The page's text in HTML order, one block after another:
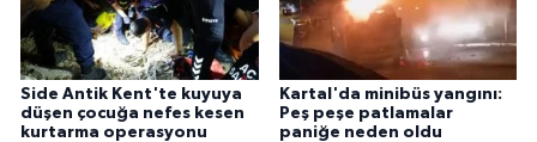
Side Antik Kent'te kuyuya
düşen çocuğa nefes kesen
kurtarma operasyonu
Kartal'da minibüs yangını:
Peş peşe patlamalar
paniğe neden oldu